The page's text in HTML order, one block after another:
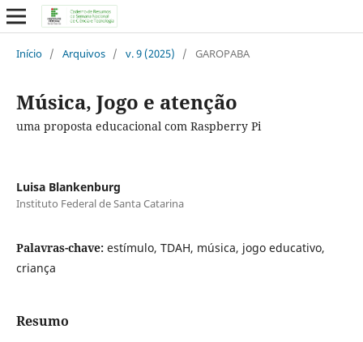
Início / Arquivos / v. 9 (2025) / GAROPABA
Música, Jogo e atenção
uma proposta educacional com Raspberry Pi
Luisa Blankenburg
Instituto Federal de Santa Catarina
Palavras-chave: estímulo, TDAH, música, jogo educativo,
criança
Resumo